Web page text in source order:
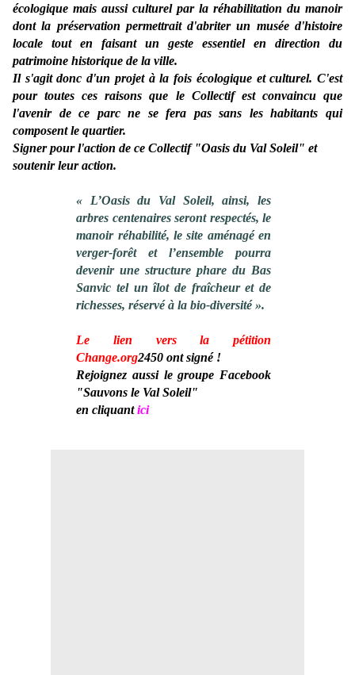
écologique mais aussi culturel par la réhabilitation du manoir
dont la préservation permettrait d'abriter un musée d'histoire
locale tout en faisant un geste essentiel en direction du
patrimoine historique de la ville.
Il s'agit donc d'un projet à la fois écologique et culturel. C'est
pour toutes ces raisons que le Collectif est convaincu que
l'avenir de ce parc ne se fera pas sans les habitants qui
composent le quartier.
Signer pour l'action de ce Collectif "Oasis du Val Soleil" et
soutenir leur action.
« L’Oasis du Val Soleil, ainsi, les
arbres centenaires seront respectés, le
manoir réhabilité, le site aménagé en
verger-forêt et l’ensemble pourra
devenir une structure phare du Bas
Sanvic tel un îlot de fraîcheur et de
richesses, réservé à la bio-diversité ».
Le lien vers la pétition
Change.org2450 ont signé !
Rejoignez aussi le groupe Facebook
"Sauvons le Val Soleil"
en cliquantici